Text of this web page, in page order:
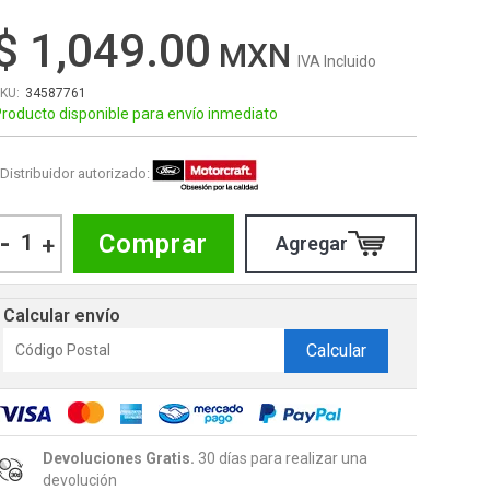
1,049.00 IVA Incluido
34587761
disponible para envío inmediato
Distribuidor autorizado:
- + Comprar
Calcular envío
Calcular
Devoluciones Gratis. 30 días para realizar una
devolución